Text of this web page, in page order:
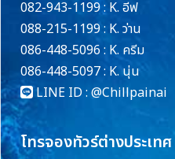
082-943-1199 : K. อีฟ
088-215-1199 : K. ว่าน
086-448-5096 : K. ครีม
086-448-5097 : K. นุ่น
LINE ID : @Chillpainai
โทรจองทัวร์ต่างประเทศ